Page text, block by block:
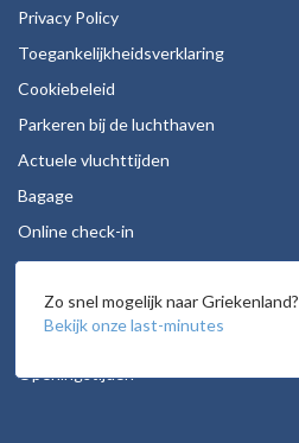
Privacy Policy
Toegankelijkheidsverklaring
Cookiebeleid
Parkeren bij de luchthaven
Actuele vluchttijden
Bagage
Online check-in
Stoelreservering
Autohuur
Vacatures
Openingstijden
Zo snel mogelijk naar Griekenland?
Bekijk onze last-minutes